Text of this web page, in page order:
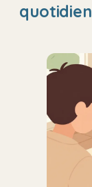
quotidien